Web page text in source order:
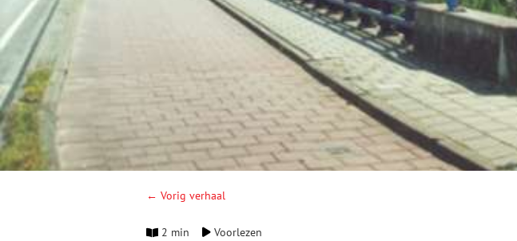
← Vorig verhaal
2 min Voorlezen